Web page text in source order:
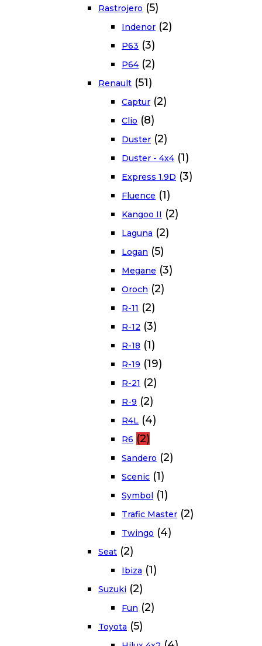
Rastrojero (5)
Indenor (2)
P63 (3)
P64 (2)
Renault (51)
Captur (2)
Clio (8)
Duster (2)
Duster - 4x4 (1)
Express 1.9D (3)
Fluence (1)
Kangoo II (2)
Laguna (2)
Logan (5)
Megane (3)
Oroch (2)
R-11 (2)
R-12 (3)
R-18 (1)
R-19 (19)
R-21 (2)
R-9 (2)
R4L (4)
R6 (2)
Sandero (2)
Scenic (1)
Symbol (1)
Trafic Master (2)
Twingo (4)
Seat (2)
Ibiza (1)
Suzuki (2)
Fun (2)
Toyota (5)